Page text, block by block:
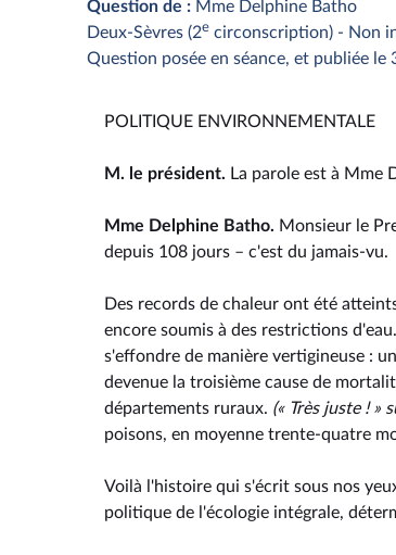
Question de : Mme Delphine Batho
Deux-Sèvres (2e circonscription) - Non
Question posée en séance, et publiée le
POLITIQUE ENVIRONNEMENTALE
M. le président. La parole est à Mme
Mme Delphine Batho. Monsieur le
depuis 108 jours – c'est du jamais-vu.
Des records de chaleur ont été
encore soumis à des restrictions
s'effondre de manière vertigineuse :
devenue la troisième cause de
départements ruraux. (« Très juste ! »
poisons, en moyenne trente-quatre
Voilà l'histoire qui s'écrit sous nos
politique de l'écologie intégrale,